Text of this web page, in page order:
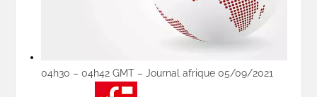
04h30 – 04h42 GMT – Journal afrique 05/09/2021